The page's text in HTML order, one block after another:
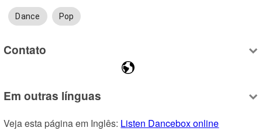
Dance Pop
Contato
Em outras línguas
Veja esta página em Inglês: Listen Dancebox online